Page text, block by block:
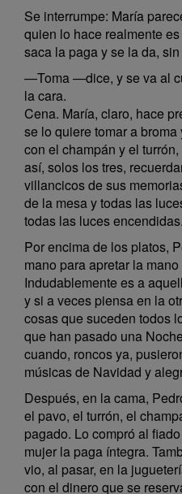
Se interrumpe: María
quien lo hace realmente
saca la paga y se la da,
—Toma —dice, y se va al
la cara.
Cena. María, claro, hace
se lo quiere tomar a
con el champán y el
así, solos los tres,
villancicos de sus
de la mesa y todas las
todas las luces encendidas.
Por encima de los platos,
mano para apretar la
Indudablemente es a
y si a veces piensa en la
cosas que suceden todos
que han pasado una
cuando, roncos ya,
músicas de Navidad y
Después, en la cama,
el pavo, el turrón, el
pagado. Lo compró al
mujer la paga íntegra.
vio, al pasar, en la
con el dinero que se